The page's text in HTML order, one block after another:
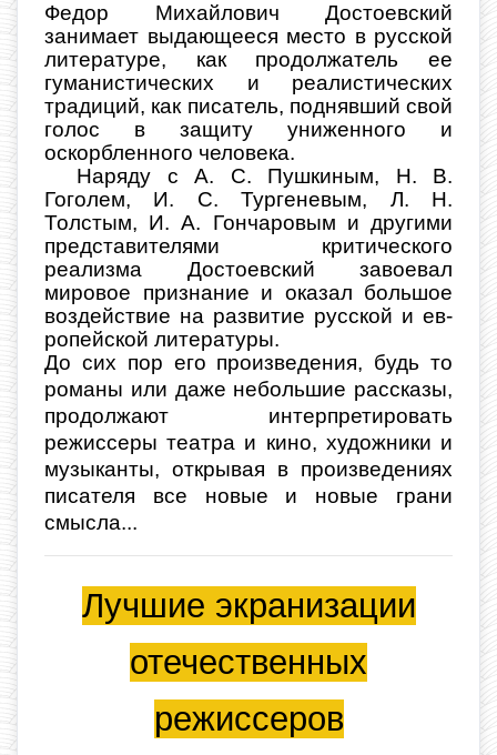
Федор Михай­лович Достоевский
занимает выда­ющееся место в русской
литературе, как продолжатель ее
гуманистичес­ких и реалистических
традиций, как писатель, поднявший свой
голос в защиту униженного и
оскорбленно­го человека.
Наряду с А. С. Пушкиным, Н. В.
Гоголем, И. С. Тургеневым, Л. Н.
Толстым, И. А. Гончаровым и другими
представителями критического
реализма Достоевский завоевал
мировое признание и оказал большое
воз­действие на развитие русской и ев­
ропейской литературы.
До сих пор его произведения, будь то
романы или даже небольшие рассказы,
продолжают интерпретировать
режиссеры театра и кино, художники и
музыканты, открывая в произведениях
писателя все новые и новые грани
смысла...
Лучшие экранизации
отечественных
режиссеров